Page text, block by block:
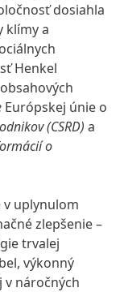
dosiahla
klímy a
Henkel
Európskej únie o
(CSRD) a
o
v uplynulom
zlepšenie –
trvalej
výkonný
v náročných